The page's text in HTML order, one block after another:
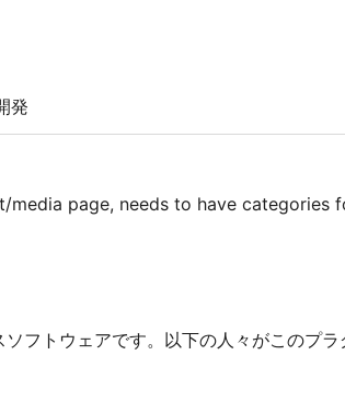
発
page, needs to have categories
フトウェアです。以下の人々がこのプラ